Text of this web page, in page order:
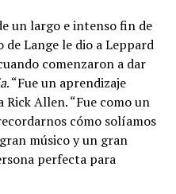
un largo e intenso fin de
de Lange le dio a Leppard
comenzaron a dar
. “Fue un aprendizaje
Allen. “Fue como un
cómo solíamos
músico y un gran
perfecta para